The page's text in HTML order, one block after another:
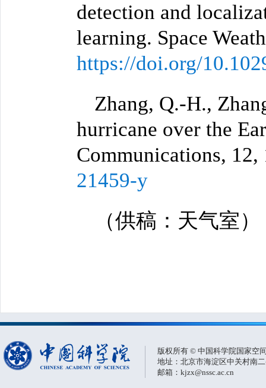
detection and
learning. Space
https://doi.org/
Zhang, Q.-H.,
hurricane over the
Communications,
21459-y
（供稿：天气室）
版权所有 © 中国科学院国家空
地址：北京市海淀区中关村南
邮箱：kjzx@nssc.ac.cn